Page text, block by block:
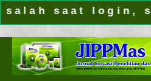
saat login,